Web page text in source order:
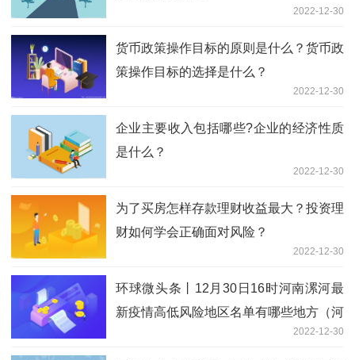
2022-12-30
货币政策操作目标的原则是什么？货币政
策操作目标的选择是什么？
2022-12-30
企业主要收入包括哪些?企业的经济性质
是什么？
2022-12-30
为了买房怎样存款理财收益最大？投资理
财如何学会正确面对风险？
2022-12-30
环球微头条丨12月30日16时河南漯河最
新疫情高低风险地区名单有哪些地方（河
2022-12-30